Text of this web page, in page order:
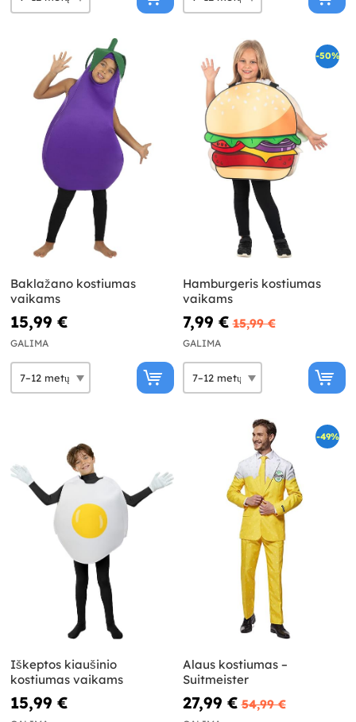
Baklažano kostiumas
vaikams
15,99 €
GALIMA
-50%
Hamburgeris kostiumas
vaikams
7,99 € 15,99 €
GALIMA
Iškeptos kiaušinio
kostiumas vaikams
15,99 €
-49%
Alaus kostiumas –
Suitmeister
27,99 € 54,99 €